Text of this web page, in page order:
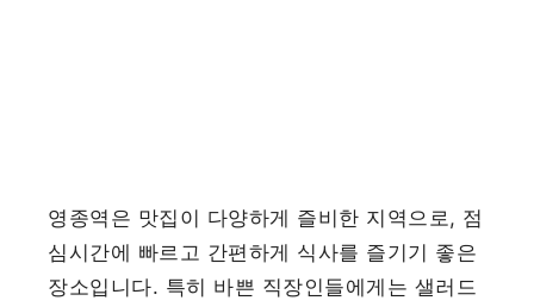
영종역은 맛집이 다양하게 즐비한 지역으로, 점
심시간에 빠르고 간편하게 식사를 즐기기 좋은
장소입니다. 특히 바쁜 직장인들에게는 샐러드